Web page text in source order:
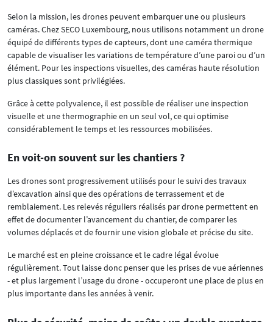
Selon la mission, les drones peuvent embarquer une ou plusieurs
caméras. Chez SECO Luxembourg, nous utilisons notamment un drone
équipé de différents types de capteurs, dont une caméra thermique
capable de visualiser les variations de température d’une paroi ou d’un
élément. Pour les inspections visuelles, des caméras haute résolution
plus classiques sont privilégiées.
Grâce à cette polyvalence, il est possible de réaliser une inspection
visuelle et une thermographie en un seul vol, ce qui optimise
considérablement le temps et les ressources mobilisées.
En voit-on souvent sur les chantiers ?
Les drones sont progressivement utilisés pour le suivi des travaux
d’excavation ainsi que des opérations de terrassement et de
remblaiement. Les relevés réguliers réalisés par drone permettent en
effet de documenter l’avancement du chantier, de comparer les
volumes déplacés et de fournir une vision globale et précise du site.
Le marché est en pleine croissance et le cadre légal évolue
régulièrement. Tout laisse donc penser que les prises de vue aériennes
- et plus largement l’usage du drone - occuperont une place de plus en
plus importante dans les années à venir.